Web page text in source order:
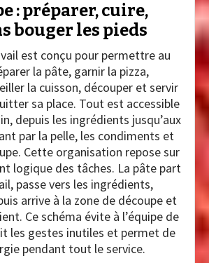
: préparer, cuire,
bouger les pieds
est conçu pour permettre au
la pâte, garnir la pizza,
la cuisson, découper et servir
sa place. Tout est accessible
depuis les ingrédients jusqu’aux
par la pelle, les condiments et
Cette organisation repose sur
logique des tâches. La pâte part
passe vers les ingrédients,
arrive à la zone de découpe et
Ce schéma évite à l’équipe de
les gestes inutiles et permet de
pendant tout le service.